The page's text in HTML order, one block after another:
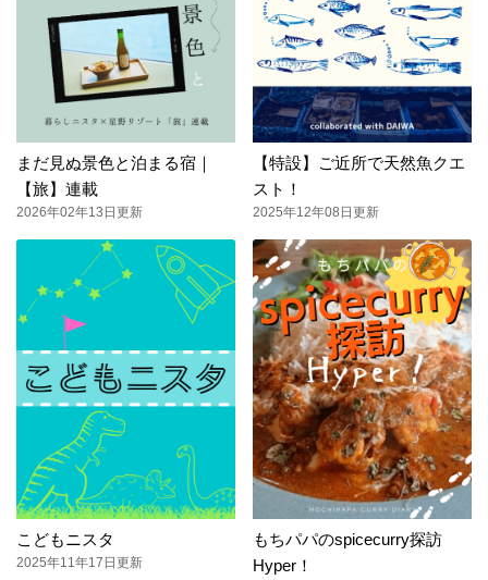
まだ見ぬ景色と泊まる宿｜
【旅】連載
2026年02年13日更新
【特設】ご近所で天然魚クエ
スト！
2025年12年08日更新
こどもニスタ
2025年11年17日更新
もちパパのspicecurry探訪
Hyper！